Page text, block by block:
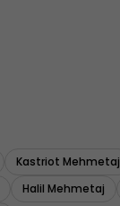
Kastriot Mehmetaj
Halil Mehmetaj